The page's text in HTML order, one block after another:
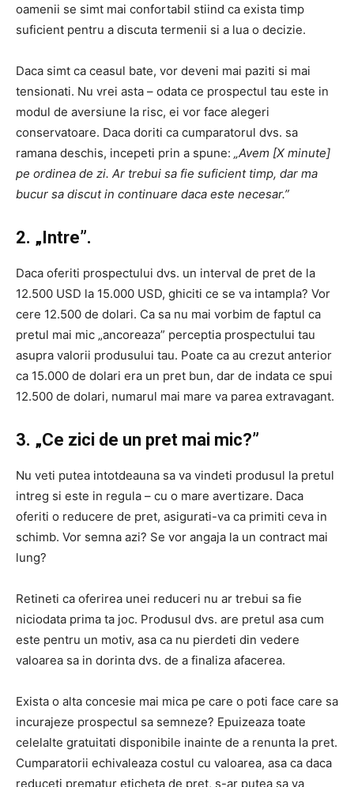
oamenii se simt mai confortabil stiind ca exista timp
suficient pentru a discuta termenii si a lua o decizie.
Daca simt ca ceasul bate, vor deveni mai paziti si mai
tensionati. Nu vrei asta – odata ce prospectul tau este in
modul de aversiune la risc, ei vor face alegeri
conservatoare. Daca doriti ca cumparatorul dvs. sa
ramana deschis, incepeti prin a spune: „Avem [X minute]
pe ordinea de zi. Ar trebui sa fie suficient timp, dar ma
bucur sa discut in continuare daca este necesar.”
2. „Intre”.
Daca oferiti prospectului dvs. un interval de pret de la
12.500 USD la 15.000 USD, ghiciti ce se va intampla? Vor
cere 12.500 de dolari. Ca sa nu mai vorbim de faptul ca
pretul mai mic „ancoreaza” perceptia prospectului tau
asupra valorii produsului tau. Poate ca au crezut anterior
ca 15.000 de dolari era un pret bun, dar de indata ce spui
12.500 de dolari, numarul mai mare va parea extravagant.
3. „Ce zici de un pret mai mic?”
Nu veti putea intotdeauna sa va vindeti produsul la pretul
intreg si este in regula – cu o mare avertizare. Daca
oferiti o reducere de pret, asigurati-va ca primiti ceva in
schimb. Vor semna azi? Se vor angaja la un contract mai
lung?
Retineti ca oferirea unei reduceri nu ar trebui sa fie
niciodata prima ta joc. Produsul dvs. are pretul asa cum
este pentru un motiv, asa ca nu pierdeti din vedere
valoarea sa in dorinta dvs. de a finaliza afacerea.
Exista o alta concesie mai mica pe care o poti face care sa
incurajeze prospectul sa semneze? Epuizeaza toate
celelalte gratuitati disponibile inainte de a renunta la pret.
Cumparatorii echivaleaza costul cu valoarea, asa ca daca
reduceti prematur eticheta de pret, s-ar putea sa va